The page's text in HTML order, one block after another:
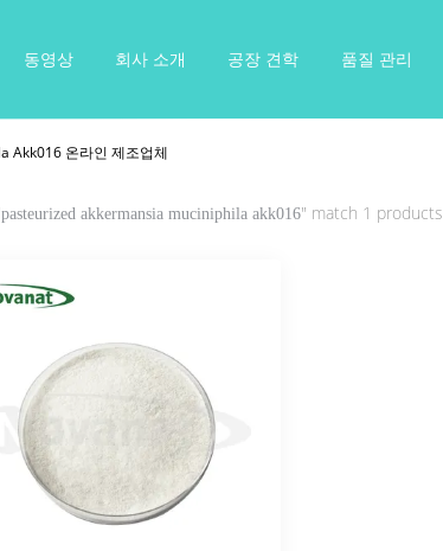
동영상 회사 소개 공장 견학 품질 관리
Akk016 온라인 제조업체
pasteurized akkermansia muciniphila akk016" match 1 products